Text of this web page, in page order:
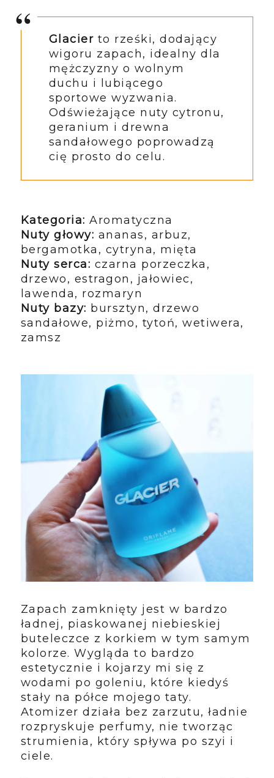
Glacier to rześki, dodający
wigoru zapach, idealny dla
mężczyzny o wolnym
duchu i lubiącego
sportowe wyzwania.
Odświeżające nuty cytronu,
geranium i drewna
sandałowego poprowadzą
cię prosto do celu.
Kategoria: Aromatyczna
Nuty głowy: ananas, arbuz,
bergamotka, cytryna, mięta
Nuty serca: czarna porzeczka,
drzewo, estragon, jałowiec,
lawenda, rozmaryn
Nuty bazy: bursztyn, drzewo
sandałowe, piżmo, tytoń, wetiwera,
zamsz
Zapach zamknięty jest w bardzo
ładnej, piaskowanej niebieskiej
buteleczce z korkiem w tym samym
kolorze. Wygląda to bardzo
estetycznie i kojarzy mi się z
wodami po goleniu, które kiedyś
stały na półce mojego taty.
Atomizer działa bez zarzutu, ładnie
rozpryskuje perfumy, nie tworząc
strumienia, który spływa po szyi i
ciele.